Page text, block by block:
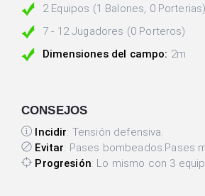
2 Equipos (1 Balones, 0 Porterias)
7 - 12 Jugadores (0 Porteros)
Dimensiones del campo: 2m
CONSEJOS
Incidir: Tensión defensiva.
Evitar: Pases bombeados.Pases
Progresión: Lo mismo con 3